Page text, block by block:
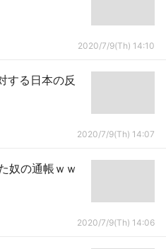
2020/7/9(Th) 14:10
する日本の反
2020/7/9(Th) 14:07
奴の通帳ｗｗ
2020/7/9(Th) 14:06